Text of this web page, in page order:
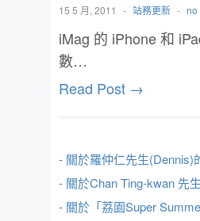
15 5 月, 2011 - 站務更新 - no
iMag 的 iPhone 和
數…
Read Post →
- 關於羅仲仁先生(Dennis)
- 關於Chan Ting-kwan 先
- 關於「荔園Super